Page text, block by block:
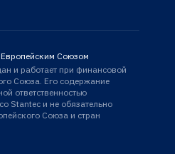
Союзом
и работает при финансовой
Союза. Его содержание
ответственностью
Stantec и не обязательно
Союза и стран